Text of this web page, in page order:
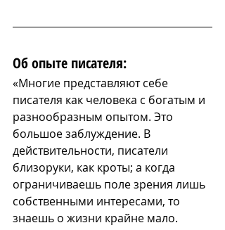
Об опыте писателя:
«Многие представляют себе
писателя как человека с богатым и
разнообразным опытом. Это
большое заблуждение. В
действительности, писатели
близоруки, как кроты; а когда
ограничиваешь поле зрения лишь
собственными интересами, то
знаешь о жизни крайне мало.